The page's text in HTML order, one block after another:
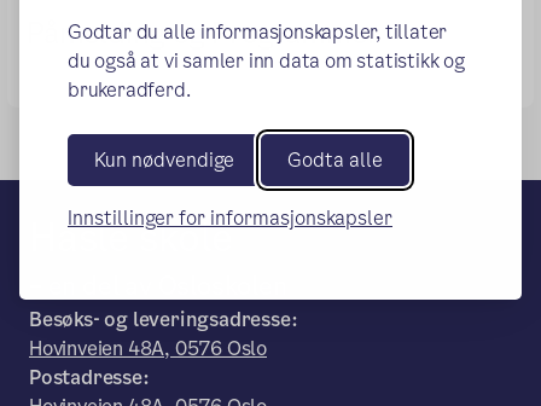
Godtar du alle informasjonskapsler, tillater
du også at vi samler inn data om statistikk og
brukeradferd.
Kun nødvendige Godta alle
Innstillinger for informasjonskapsler
Påmelding og Programmer
Hasle skole
Besøks- og leveringsadresse:
Hovinveien 48A, 0576 Oslo
Postadresse: